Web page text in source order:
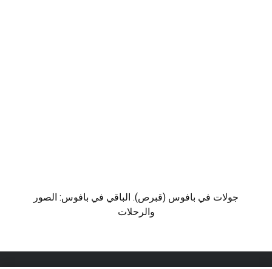
جولات في بافوس (قبرص). الباقي في بافوس: الصور
والرحلات